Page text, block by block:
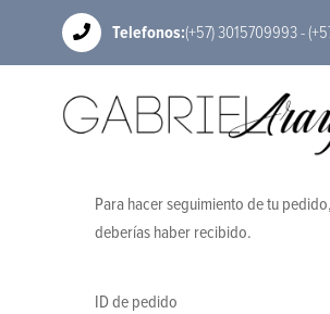
Telefonos:(+57) 3015709993 -
Para hacer seguimiento de tu
deberías haber recibido.
ID de pedido